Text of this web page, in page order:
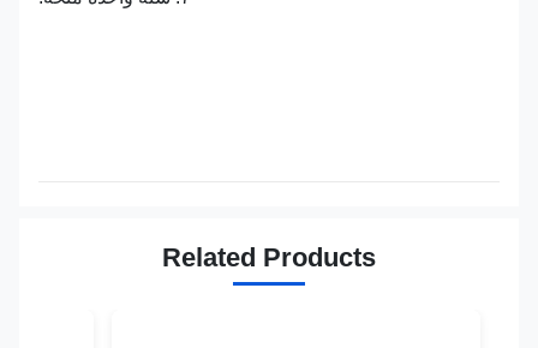
Related Products